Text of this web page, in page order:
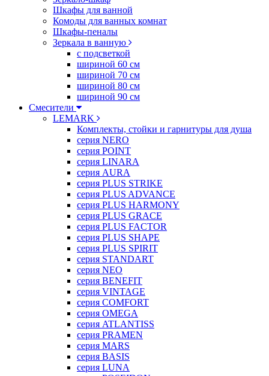
Шкафы для ванной
Комоды для ванных комнат
Шкафы-пеналы
Зеркала в ванную
с подсветкой
шириной 60 см
шириной 70 см
шириной 80 см
шириной 90 см
Смесители
LEMARK
Комплекты, стойки и гарнитуры для душа
серия NERO
серия POINT
серия LINARA
серия AURA
серия PLUS STRIKE
серия PLUS ADVANCE
серия PLUS HARMONY
серия PLUS GRACE
серия PLUS FACTOR
серия PLUS SHAPE
серия PLUS SPIRIT
серия STANDART
серия NEO
серия BENEFIT
серия VINTAGE
серия COMFORT
серия OMEGA
серия ATLANTISS
серия PRAMEN
серия MARS
серия BASIS
серия LUNA